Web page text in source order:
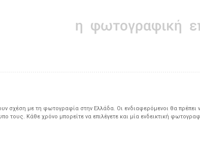
με τη φωτογραφία στην Ελλάδα. Οι ενδιαφερόμενοι θα πρέπει
τους. Κάθε χρόνο μπορείτε να επιλέγετε και μία ενδεικτική